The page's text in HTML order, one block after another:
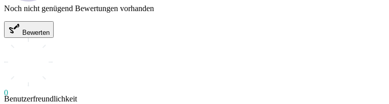
Noch nicht genügend Bewertungen vorhanden
Bewerten
0
Benutzerfreundlichkeit